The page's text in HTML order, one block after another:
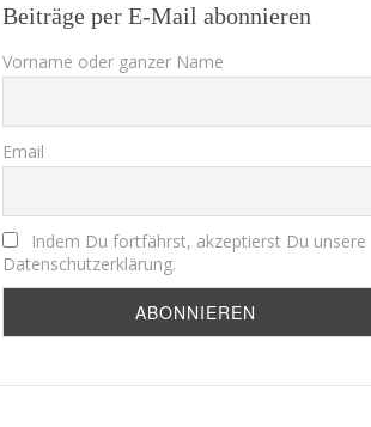
Beiträge per E-Mail abonnieren
Vorname oder ganzer Name
Email
Indem Du fortfährst, akzeptierst Du unsere
Datenschutzerklärung.